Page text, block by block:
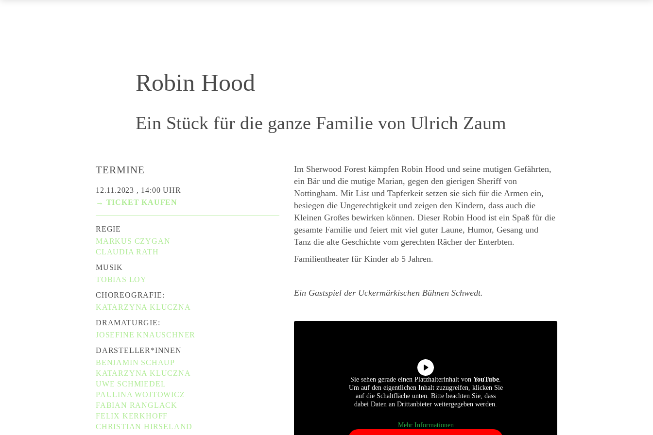
Robin Hood
Ein Stück für die ganze Familie von Ulrich Zaum
TERMINE
12.11.2023 , 14:00 UHR
→ TICKET KAUFEN
REGIE
MARKUS CZYGAN
CLAUDIA RATH
MUSIK
TOBIAS LOY
CHOREOGRAFIE:
KATARZYNA KLUCZNA
DRAMATURGIE:
JOSEFINE KNAUSCHNER
DARSTELLER*INNEN
BENJAMIN SCHAUP
KATARZYNA KLUCZNA
UWE SCHMIEDEL
PAULINA WOJTOWICZ
FABIAN RANGLACK
FELIX KERKHOFF
CHRISTIAN HIRSELAND
Im Sherwood Forest kämpfen Robin Hood und seine mutigen Gefährten,
ein Bär und die mutige Marian, gegen den gierigen Sheriff von
Nottingham. Mit List und Tapferkeit setzen sie sich für die Armen ein,
besiegen die Ungerechtigkeit und zeigen den Kindern, dass auch die
Kleinen Großes bewirken können. Dieser Robin Hood ist ein Spaß für die
gesamte Familie und feiert mit viel guter Laune, Humor, Gesang und
Tanz die alte Geschichte vom gerechten Rächer der Enterbten.
Familientheater für Kinder ab 5 Jahren.
Ein Gastspiel der Uckermärkischen Bühnen Schwedt.
Sie sehen gerade einen Platzhalterinhalt vonYouTube
Um auf den eigentlichen Inhalt zuzugreifen, klicken Sie
auf die Schaltfläche unten. Bitte beachten Sie, dass
dabei Daten an Drittanbieter weitergegeben werden.
Mehr Informationen